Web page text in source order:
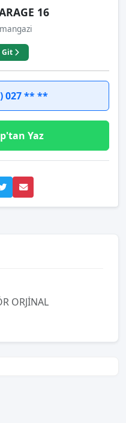
16
Git
027 ** **
Yaz
ORJİNAL